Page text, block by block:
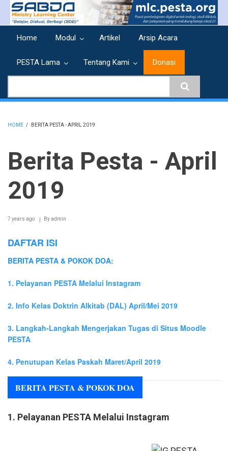
Skip
mainHome Modul Artikel Arsip Acara
PESTA Lama Tentang Kami Donasi
HOME / BERITA PESTA - APRIL 2019
Berita Pesta - April
2019
7 years ago Byadmin
DAFTAR ISI
BERITA PESTA & POKOK DOA:
1. Pelayanan PESTA Melalui Instagram
2. Info Kelas Doktrin Alkitab (DAL) April/Mei 2019
3. Langkah-Langkah Mengerjakan Tugas di Situs Moodle
PESTA
4. Penutupan Kelas Paskah Maret/April 2019
BERITA PESTA & POKOK DOA
1. Pelayanan PESTA Melalui Instagram